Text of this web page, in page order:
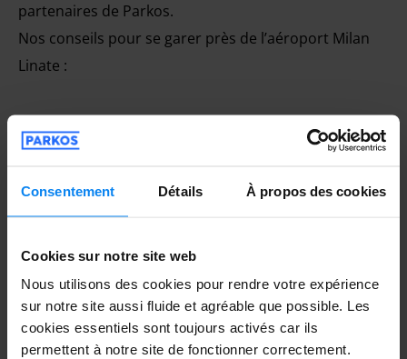
Consentement Détails À propos des cookies
Cookies sur notre site web
Nous utilisons des cookies pour rendre votre expérience
sur notre site aussi fluide et agréable que possible. Les
cookies essentiels sont toujours activés car ils
permettent à notre site de fonctionner correctement.
partenaires de Parkos.
Nos conseils pour se garer près de l’aéroport Milan
Linate :
Comparez les différents parkings :
les différents parkings à proximité des
convient le mieux et réservez dès maintenant à
un prix avantageux. Avec Parkos, vous
trouverez les meilleures places de
stationnement près de l'aéroport.